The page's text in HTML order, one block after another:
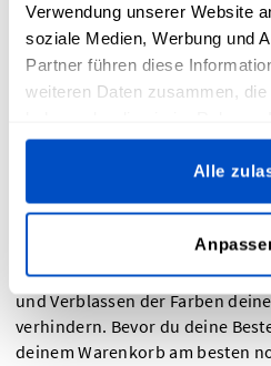
Verwendung unserer Website
soziale Medien, Werbung und
Partner führen diese
weiteren Daten zusammen,
gesammelt haben.
Alle
Es ist ganz einfach, individuelle
Label Shop zu entwerfen und
deine bereits bestehenden
von Anbringungsoptionen,
zwölf Farben pro Design
hoher Qualität und
und Verblassen der Farben
verhindern. Bevor du deine
deinem Warenkorb am besten